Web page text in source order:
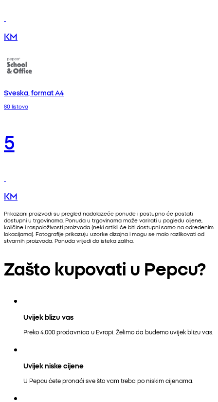
KM
Sveska, format A4
80 listova
5
KM
Prikazani proizvodi su pregled nadolazeće ponude i postupno će postati
dostupni u trgovinama. Ponuda u trgovinama može varirati u pogledu cijene,
količine i raspoloživosti proizvoda (neki artikli će biti dostupni samo na određenim
lokacijama). Fotografije prikazuju uzorke dizajna i mogu se malo razlikovati od
stvarnih proizvoda. Ponuda vrijedi do isteka zaliha.
Zašto kupovati u Pepcu?
Uvijek blizu vas
Preko 4.000 prodavnica u Evropi. Želimo da budemo uvijek blizu vas.
Uvijek niske cijene
U Pepcu ćete pronaći sve što vam treba po niskim cijenama.